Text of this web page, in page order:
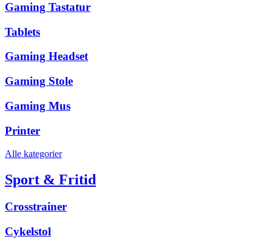
Gaming Tastatur
Tablets
Gaming Headset
Gaming Stole
Gaming Mus
Printer
Alle kategorier
Sport & Fritid
Crosstrainer
Cykelstol